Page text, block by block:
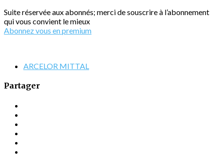
Suite réservée aux abonnés; merci de souscrire à l’abonnement
qui vous convient le mieux
Abonnez vous en premium
ARCELOR MITTAL
Partager